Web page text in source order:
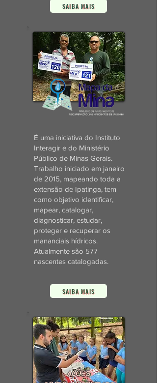
SAIBA MAIS
É uma iniciativa do Instituto
Interagir e do Ministério
Público de Minas Gerais.
Trabalho iniciado em janeiro
de 2015, mapeando toda a
extensão de Ipatinga, tem
como objetivo identificar,
mapear, catalogar,
diagnosticar, estudar,
proteger e recuperar os
mananciais hídricos.
Atualmente são 577
nascentes catalogadas.
SAIBA MAIS
AÇÕES